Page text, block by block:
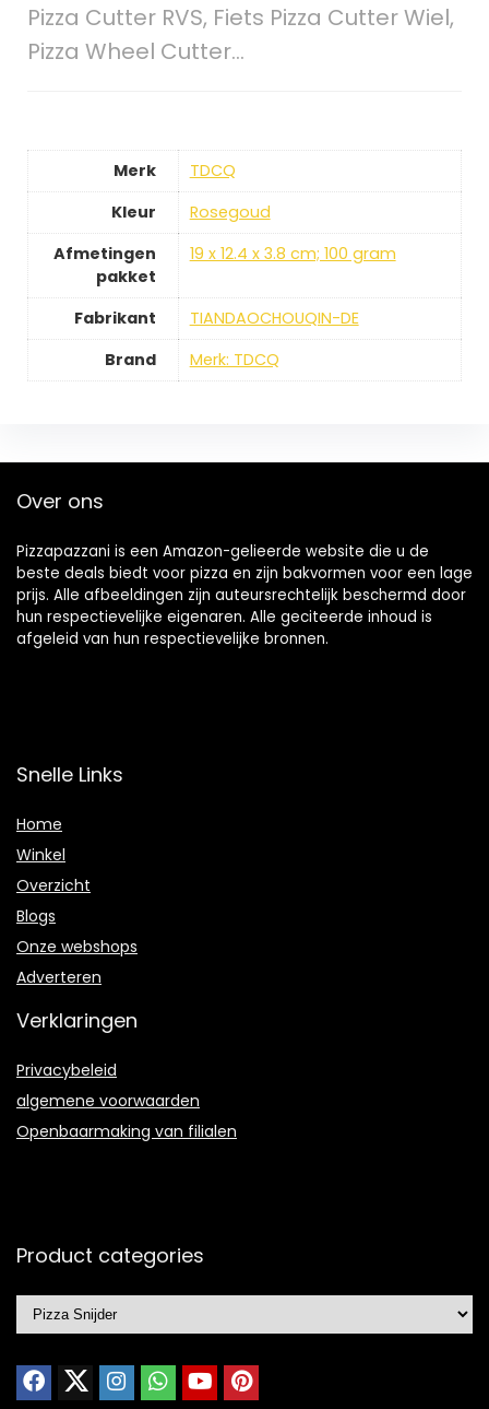
Pizza Cutter RVS, Fiets Pizza Cutter Wiel,
Pizza Wheel Cutter…
Merk
TDCQ
Kleur
Rosegoud
Afmetingen
pakket
19 x 12.4 x 3.8 cm; 100 gram
Fabrikant
TIANDAOCHOUQIN-DE
Brand
Merk: TDCQ
Over ons
Pizzapazzani is een Amazon-gelieerde website die u de
beste deals biedt voor pizza en zijn bakvormen voor een lage
prijs. Alle afbeeldingen zijn auteursrechtelijk beschermd door
hun respectievelijke eigenaren. Alle geciteerde inhoud is
afgeleid van hun respectievelijke bronnen.
Snelle Links
Home
Winkel
Overzicht
Blogs
Onze webshops
Adverteren
Verklaringen
Privacybeleid
algemene voorwaarden
Openbaarmaking van filialen
Product categories